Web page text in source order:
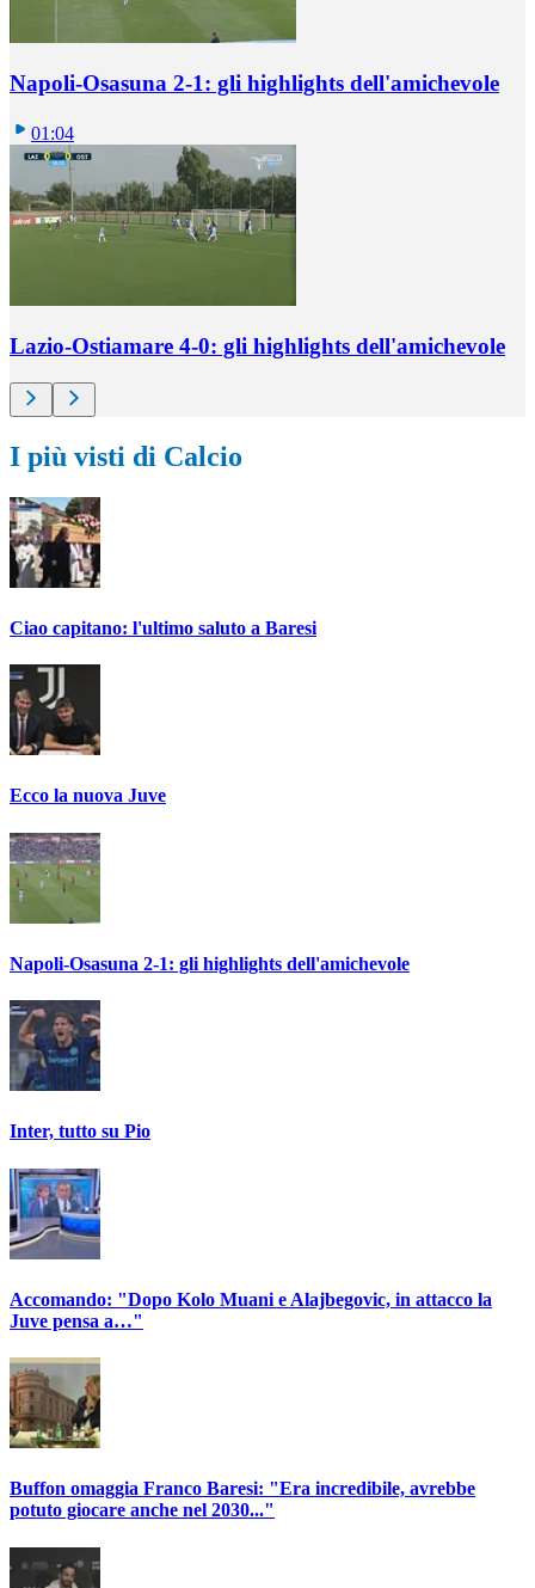
Napoli-Osasuna 2-1: gli highlights dell'amichevole
01:04
Lazio-Ostiamare 4-0: gli highlights dell'amichevole
I più visti di Calcio
Ciao capitano: l'ultimo saluto a Baresi
Ecco la nuova Juve
Napoli-Osasuna 2-1: gli highlights dell'amichevole
Inter, tutto su Pio
Accomando: "Dopo Kolo Muani e Alajbegovic, in attacco la
Juve pensa a…"
Buffon omaggia Franco Baresi: "Era incredibile, avrebbe
potuto giocare anche nel 2030..."